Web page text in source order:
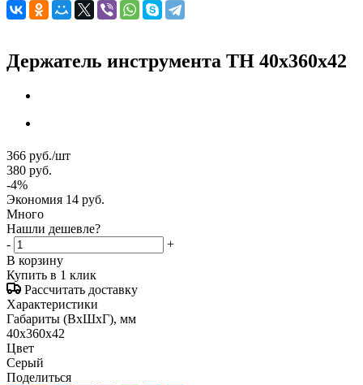
Держатель инструмента TH 40x360x42
366 руб./шт
380 руб.
-4%
Экономия 14 руб.
Много
Нашли дешевле?
-
+
В корзину
Купить в 1 клик
Рассчитать доставку
Характеристики
Габариты (ВxШxГ), мм
40x360x42
Цвет
Серый
Поделиться